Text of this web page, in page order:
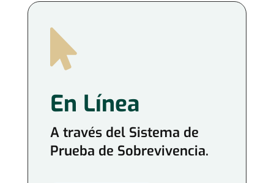

En Línea
A través del Sistema de
Prueba de Sobrevivencia.